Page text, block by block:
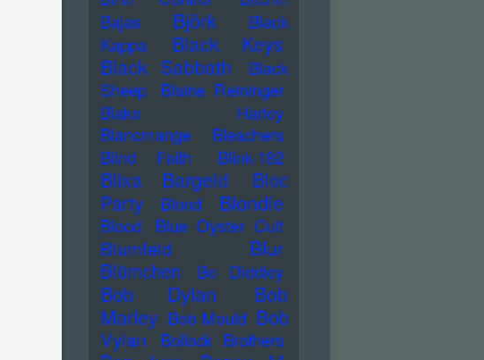
Bajas
Björk
Black
Kappa
Black Keys
Black Sabbath
Black
Sheep
Blaine Reininger
Blake Harley
Blancmange
Bleachers
Blind Faith
Blink-182
Blixa Bargeld
Bloc
Party
Blond Blondie
Blood Blue Oyster Cult
Blumfeld Blur
Blümchen Bo Diddley
Bob Dylan
Bob
Marley Bob Mould Bob
Vylan
Bollock Brothers